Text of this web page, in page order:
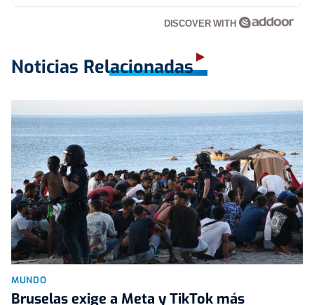
DISCOVER WITH
Noticias Relacionadas
MUNDO
Bruselas exige a Meta y TikTok más